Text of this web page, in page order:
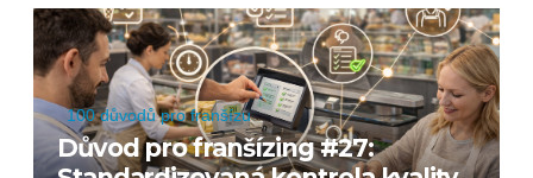
100 důvodů pro franšízu
Důvod pro franšízing #27: